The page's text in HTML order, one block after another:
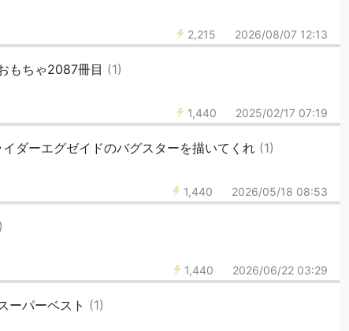
2,215 2026/08/07 12:13
もちゃ2087冊目 (1)
1,440 2025/02/17 07:19
イダーエグゼイドのバグスターを描いてくれ (1)
1,440 2026/05/18 08:53
1,440 2026/06/22 03:29
ーパーベスト (1)